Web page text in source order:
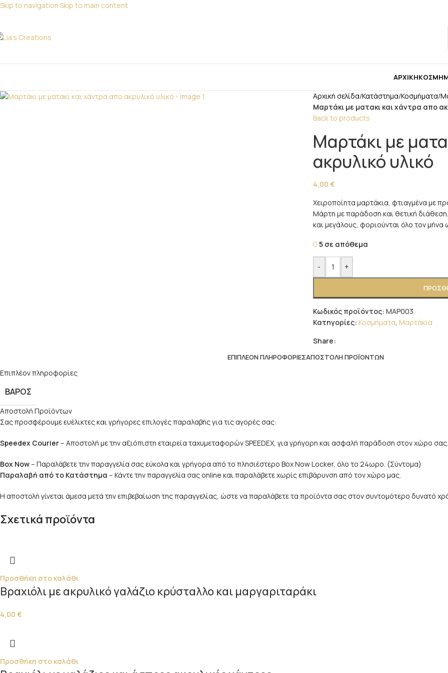
Skip to navigation Skip to main content
ΑΡΧΙΚΉ
Αρχική σελίδα/Κατάστημα/Κοσμήματα/
Μαρτάκι με ματακι και χάντρα απο
Back to products
Μαρτάκι με
ακρυλικό υλικό
4,00 €
Χειροποίητα μαρτάκια, φτιαγμένα με
Μάρτη με παράδοση και θετική διάθεση.
και μεγάλους, φοριούνται όλο τον
5 σε απόθεμα
- +
Κωδικός προϊόντος: ΜΑΡ003
Κατηγορίες: Κοσμήματα, Μαρτάκια
Share:
ΕΠΙΠΛΈΟΝ ΠΛΗΡΟΦΟΡΊΕΣΑΠΟΣΤΟΛΉ ΠΡΟΪΌΝΤΩΝ
Επιπλέον πληροφορίες
ΒΆΡΟΣ
Αποστολή Προϊόντων
Σας προσφέρουμε ευέλικτες και γρήγορες επιλογές παραλαβής για τις αγορές σας:
Speedex Courier– Αποστολή με την αξιόπιστη εταιρεία ταχυμεταφορών SPEEDEX, για γρήγορη και ασφαλή παράδοση στον χώρο σας.
Box Now– Παραλάβετε την παραγγελία σας εύκολα και γρήγορα από το πλησιέστερο Box Now Locker, όλο το 24ωρο. (Σύντομα)
Παραλαβή από το Κατάστημα – Κάντε την παραγγελία σας online και παραλάβετε χωρίς επιβάρυνση από τον χώρο μας.
Η αποστολή γίνεται άμεσα μετά την επιβεβαίωση της παραγγελίας, ώστε να παραλάβετε τα προϊόντα σας στον συντομότερο δυνατό
Σχετικά προϊόντα
Προσθήκη στο καλάθι
Βραχιόλι με ακρυλικό γαλάζιο κρύσταλλο και μαργαριταράκι
4,00 €
Προσθήκη στο καλάθι